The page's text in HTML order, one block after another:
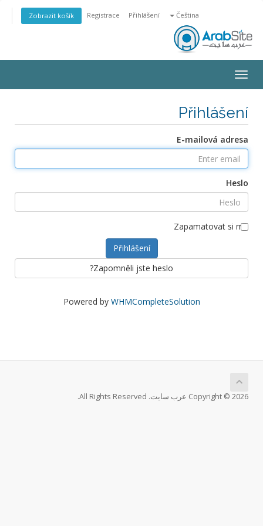
Čeština
Přihlášení
Registrace
Zobrazit košík
Toggle
navigation
Přihlášení
E-mailová adresa
Heslo
Zapamatovat si mě
Zapomněli jste heslo?
Powered by WHMCompleteSolution
Copyright © 2026 عرب سايت. All Rights Reserved.